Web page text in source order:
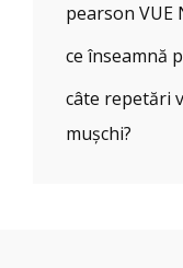
pearson VUE
ce înseamnă
câte repetări
mușchi?